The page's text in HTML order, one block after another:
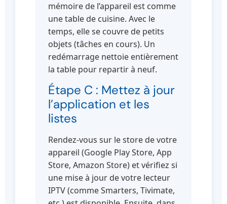
mémoire de l’appareil est comme
une table de cuisine. Avec le
temps, elle se couvre de petits
objets (tâches en cours). Un
redémarrage nettoie entièrement
la table pour repartir à neuf.
Étape C : Mettez à jour
l’application et les
listes
Rendez-vous sur le store de votre
appareil (Google Play Store, App
Store, Amazon Store) et vérifiez si
une mise à jour de votre lecteur
IPTV (comme Smarters, Tivimate,